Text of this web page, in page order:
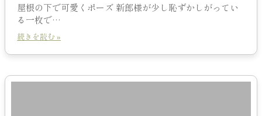
屋根の下で可愛くポーズ 新郎様が少し恥ずかしがってい
る一枚で…
続きを読む »